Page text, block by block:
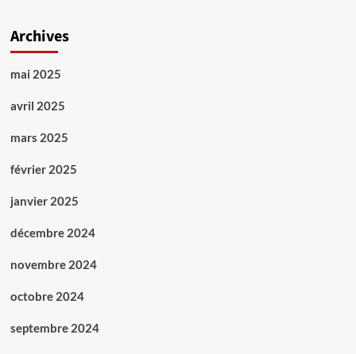
Archives
mai 2025
avril 2025
mars 2025
février 2025
janvier 2025
décembre 2024
novembre 2024
octobre 2024
septembre 2024